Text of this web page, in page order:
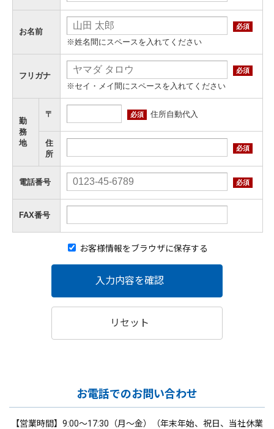
お名前
必須
※姓名間にスペースを入れてください
フリガナ
必須
※セイ・メイ間にスペースを入れてください
勤
務
地
〒 必須 住所自動代入
住
所
必須
電話番号 必須
FAX番号
お客様情報をブラウザに保存する
入力内容を確認
リセット
お電話でのお問い合わせ
【営業時間】9:00～17:30（月～金）（年末年始、祝日、当社休業